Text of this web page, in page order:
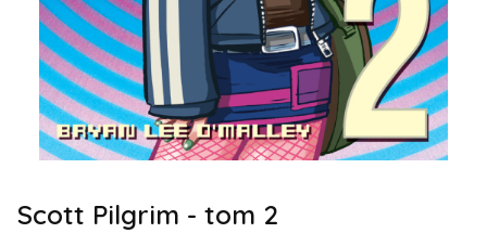
Scott Pilgrim - tom 2